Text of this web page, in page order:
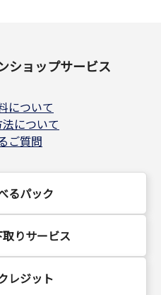
ショップサービス
について
について
ご質問
るパック
りサービス
レジット